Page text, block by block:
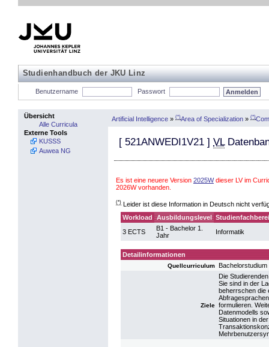
Studienhandbuch der JKU Linz
Benutzername Passwort
Übersicht
Alle Curricula
Externe Tools
KUSSS
Auwea NG
Artificial Intelligence » (*)Area of Specialization » (*)
[ 521ANWEDI1V21 ] VL
Es ist eine neuere Version 2025Wdieser LV im
2026W vorhanden.
(*) Leider ist diese Information in Deutsch nicht
Workload
Ausbildungslevel
3 ECTS
B1 - Bachelor 1.
Jahr
Informatik
Detailinformationen
Quellcurriculum
Ziele
Die
Sie sind in der
beherrschen die
formulieren.
Datenmodells
Situationen in